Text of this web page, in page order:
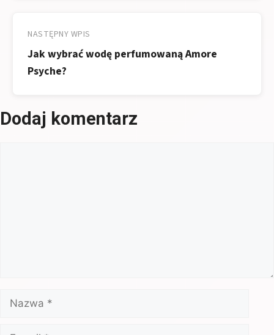
NASTĘPNY WPIS
Jak wybrać wodę perfumowaną Amore
Psyche?
Dodaj komentarz
Nazwa